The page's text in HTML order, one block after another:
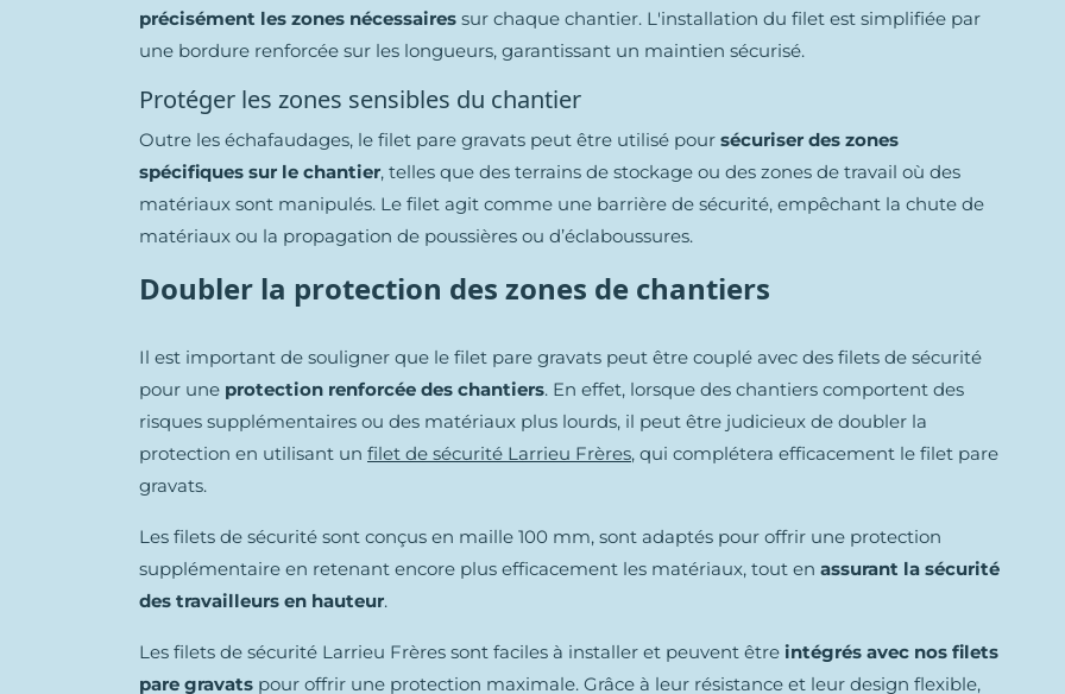
précisément les zones nécessaires sur chaque chantier. L'installation du filet est simplifiée par
une bordure renforcée sur les longueurs, garantissant un maintien sécurisé.
Protéger les zones sensibles du chantier
Outre les échafaudages, le filet pare gravats peut être utilisé pour sécuriser des zones
spécifiques sur le chantier, telles que des terrains de stockage ou des zones de travail où des
matériaux sont manipulés. Le filet agit comme une barrière de sécurité, empêchant la chute de
matériaux ou la propagation de poussières ou d’éclaboussures.
Doubler la protection des zones de chantiers
Il est important de souligner que le filet pare gravats peut être couplé avec des filets de sécurité
pour une protection renforcée des chantiers. En effet, lorsque des chantiers comportent des
risques supplémentaires ou des matériaux plus lourds, il peut être judicieux de doubler la
protection en utilisant un filet de sécurité Larrieu Frères, qui complétera efficacement le filet pare
gravats.
Les filets de sécurité sont conçus en maille 100 mm, sont adaptés pour offrir une protection
supplémentaire en retenant encore plus efficacement les matériaux, tout en assurant la sécurité
des travailleurs en hauteur.
Les filets de sécurité Larrieu Frères sont faciles à installer et peuvent être intégrés avec nos filets
pare gravats pour offrir une protection maximale. Grâce à leur résistance et leur design flexible,